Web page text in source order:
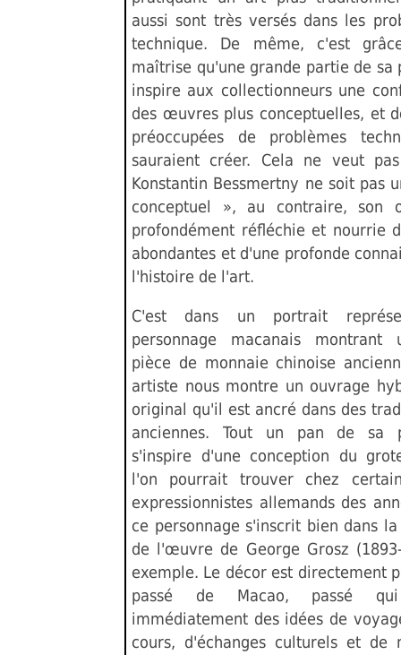
aussi sont très versés dans les
technique. De même, c'est
maîtrise qu'une grande partie de sa
inspire aux collectionneurs une
des œuvres plus conceptuelles, et
préoccupées de problèmes
sauraient créer. Cela ne veut
Konstantin Bessmertny ne soit pas
conceptuel », au contraire, son
profondément réfléchie et nourrie
abondantes et d'une profonde
l'histoire de l'art.
C'est dans un portrait
personnage macanais montrant
pièce de monnaie chinoise
artiste nous montre un ouvrage
original qu'il est ancré dans des
anciennes. Tout un pan de sa
s'inspire d'une conception du
l'on pourrait trouver chez
expressionnistes allemands des
ce personnage s'inscrit bien dans
de l'œuvre de George Grosz
exemple. Le décor est directement
passé de Macao, passé
immédiatement des idées de
cours, d'échanges culturels et de